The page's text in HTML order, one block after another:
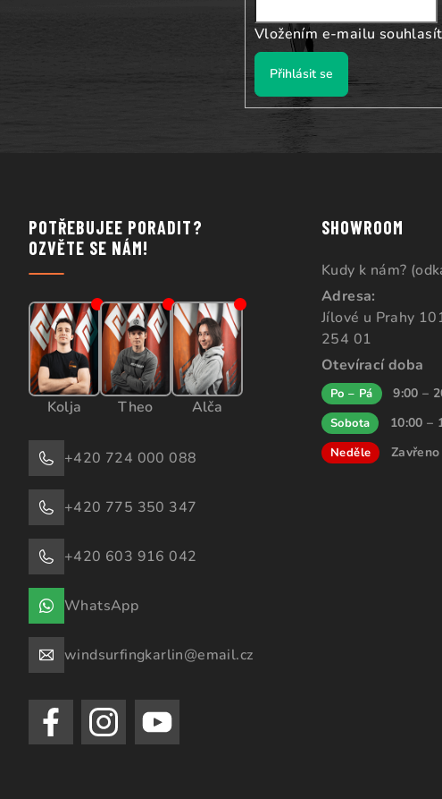
Vložením e-mailu
Přihlásit se
POTŘEBUJEE PORADIT?
OZVĚTE SE NÁM!
Kolja Theo Alča
+420 724 000 088
+420 775 350 347
+420 603 916 042
WhatsApp
windsurfingkarlin@email.cz
SHOWROOM
Kudy k nám?
Adresa:
Jílové u Prahy
254 01
Otevírací doba
Po – Pá 9:00 –
Sobota 10:00 –
Neděle